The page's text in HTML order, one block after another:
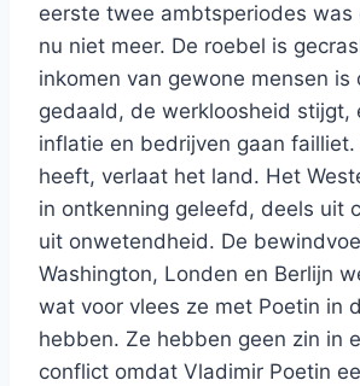
eerste twee ambtsperiodes
nu niet meer. De roebel is
inkomen van gewone mensen is
gedaald, de werkloosheid stijgt,
inflatie en bedrijven gaan failliet.
heeft, verlaat het land. Het
in ontkenning geleefd, deels uit
uit onwetendheid. De
Washington, Londen en Berlijn
wat voor vlees ze met Poetin in
hebben. Ze hebben geen zin in
conflict omdat Vladimir Poetin